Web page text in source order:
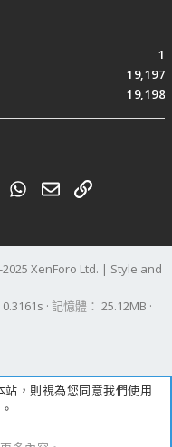
1
19,197
19,198
TumblrWhatsApp
電子郵件
連結
XenForo Ltd. | Style and
0.3161s 記憶體 25.12MB
，則視為您同意我們使用